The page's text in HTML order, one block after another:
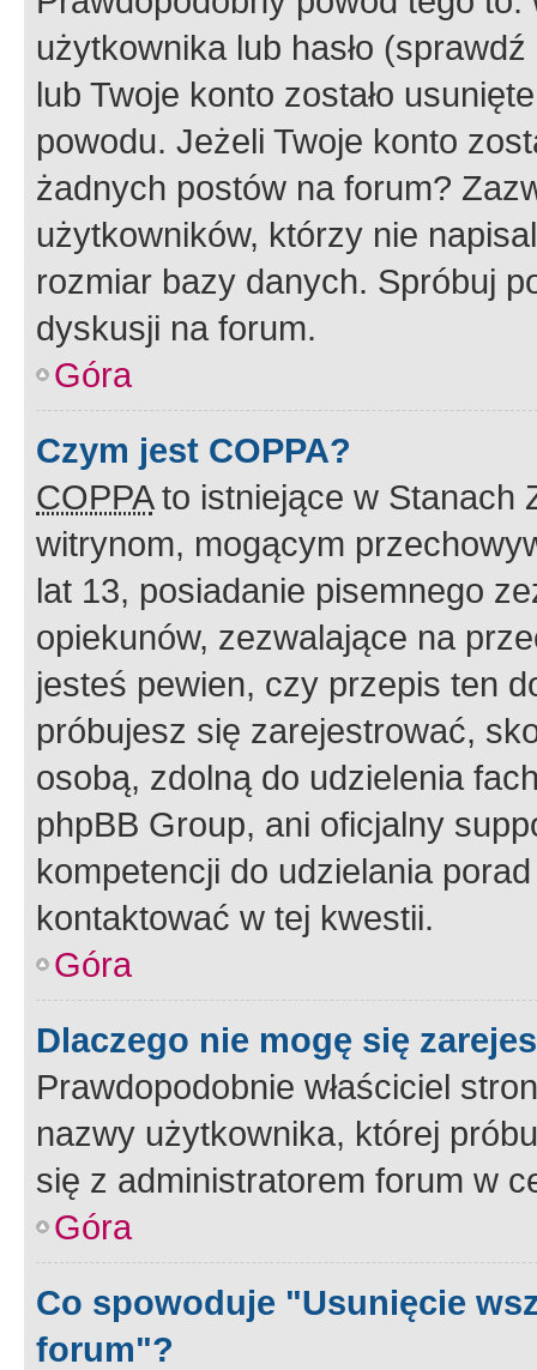
użytkownika lub hasło
lub Twoje konto zostało
powodu. Jeżeli Twoje konto
żadnych postów na forum?
użytkowników, którzy nie
rozmiar bazy danych. Spróbuj
dyskusji na forum.
Góra
Czym jest COPPA?
COPPAto istniejące w Stanach
witrynom, mogącym
lat 13, posiadanie pisemnego
opiekunów, zezwalające na
jesteś pewien, czy przepis ten
próbujesz się zarejestrować,
osobą, zdolną do udzielenia
phpBB Group, ani oficjalny
kompetencji do udzielania
kontaktować w tej kwestii.
Góra
Dlaczego nie mogę się
Prawdopodobnie właściciel
nazwy użytkownika, której
się z administratorem forum w
Góra
Co spowoduje "Usunięcie
forum"?